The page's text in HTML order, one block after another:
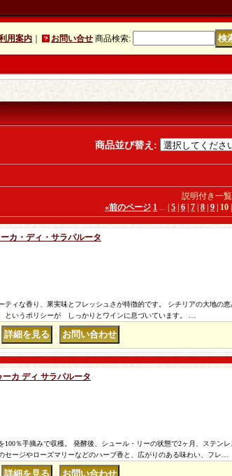
用案内 お問い合せ 商品検索:
商品並び替え :
説明付き一
«前のページ 1 ... 5 6 7 8 9 10
カ・ディ・サラパルータ
ティな香り、果実味とフレッシュさが特徴的です。 シチリアの大地の恵
いうポリシーが しっかりとワインに息づいています。 …
ーカ ディ サラパルータ
100％手摘みで収穫。 発酵後、シュール・リーの状態で2ヶ月、ステン
セージやローズマリーなどのハーブ香と、広がりのある味わい、フレ…